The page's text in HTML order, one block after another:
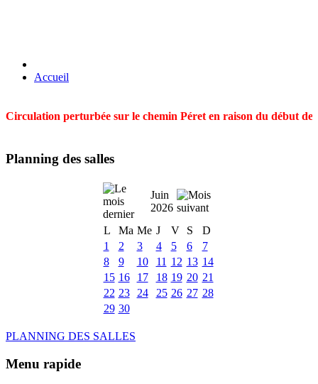
Accueil
Circulation perturbée sur le chemin Péret en raison du début
Planning des salles
Juin
2026
L
Ma Me J V S
D
1
2 3 4 5 6
7
8
9 10 11 12 13 14
15 16 17 18 19 20 21
22 23 24 25 26 27 28
29 30
PLANNING DES SALLES
Menu rapide